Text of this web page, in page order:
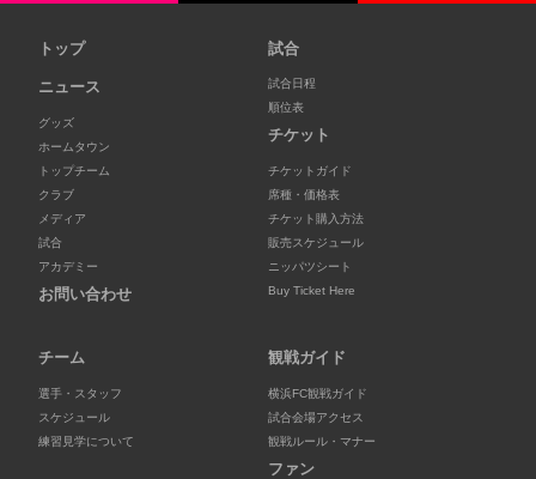
トップ
ニュース
グッズ
ホームタウン
トップチーム
クラブ
メディア
試合
アカデミー
お問い合わせ
試合
試合日程
順位表
チケット
チケットガイド
席種・価格表
チケット購入方法
販売スケジュール
ニッパツシート
Buy Ticket Here
チーム
選手・スタッフ
スケジュール
練習見学について
観戦ガイド
横浜FC観戦ガイド
試合会場アクセス
観戦ルール・マナー
ファン